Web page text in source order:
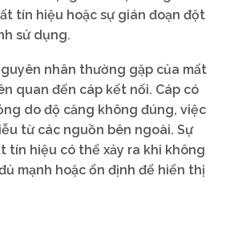
tín hiệu hoặc sự gián đoạn đột
sử dụng.
nhân thường gặp của mất
quan đến cáp kết nối. Cáp có
do độ căng không đúng, việc
từ các nguồn bên ngoài. Sự
tín hiệu có thể xảy ra khi không
mạnh hoặc ổn định để hiển thị